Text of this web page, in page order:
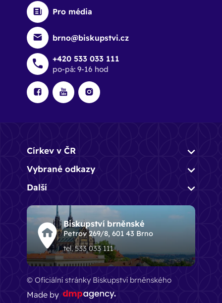
Pro média
brno@biskupstvi.cz
+420 533 033 111
po-pá: 9-16 hod
Církev v ČR
Vybrané odkazy
Další
Biskupství brněnské
Petrov 269/8, 601 43 Brno
tel. 533 033 111
© Oficiální stránky Biskupství brněnského
Made by